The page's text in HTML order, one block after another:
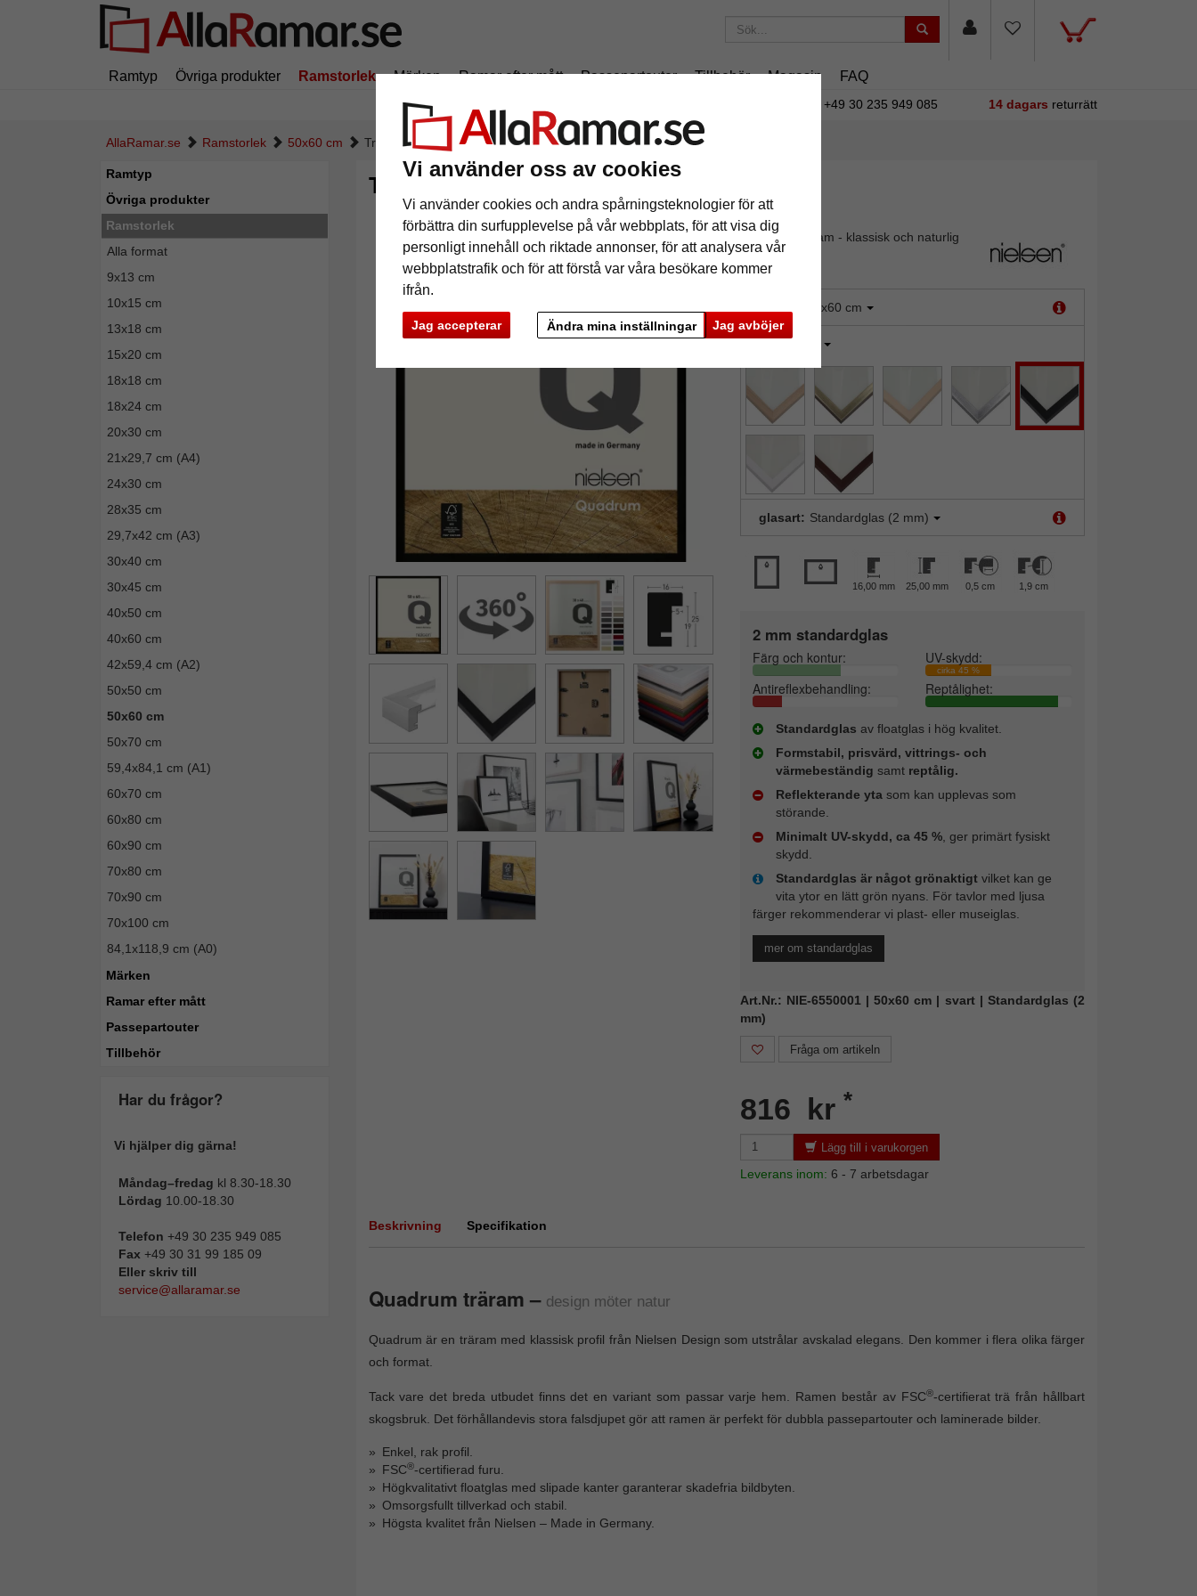
Vi använder oss av cookies
Vi använder cookies och andra spårningsteknologier för att
förbättra din surfupplevelse på vår webbplats, för att visa dig
personligt innehåll och riktade annonser, för att analysera vår
webbplatstrafik och för att förstå var våra besökare kommer
ifrån.
Jag accepterar Jag avböjer
Ändra mina inställningar
Ramtyp Övriga produkter Ramstorlek Märken Ramar efter mått Passepartouter Tillbehör Magasin FAQ
195 kr +49 30 235 949 085 14 dagars returrätt
AllaRamar.se Ramstorlek 50x60 cm Träram Quadrum
Ramtyp
Övriga produkter
Ramstorlek
Alla format
9x13 cm
10x15 cm
13x18 cm
15x20 cm
18x18 cm
18x24 cm
20x30 cm
21x29,7 cm (A4)
24x30 cm
28x35 cm
29,7x42 cm (A3)
30x40 cm
30x45 cm
40x50 cm
40x60 cm
42x59,4 cm (A2)
50x50 cm
50x60 cm
50x70 cm
59,4x84,1 cm (A1)
60x70 cm
60x80 cm
60x90 cm
70x80 cm
70x90 cm
70x100 cm
84,1x118,9 cm (A0)
Märken
Ramar efter mått
Passepartouter
Tillbehör
Har du frågor?
Vi hjälper dig gärna!
Måndag–fredag kl 8.30-18.30
Lördag 10.00-18.30
Telefon +49 30 235 949 085
Fax +49 30 31 99 185 09
Eller skriv till
service@allaramar.se
Träram Quadrum
Nästa
Quadrum träram - klassisk och naturlig
50x60 cm
glasart: Standardglas (2 mm)
16,00 mm 25,00 mm 0,5 cm 1,9 cm
2 mm standardglas
Färg och kontur: UV-skydd:
cirka 45 %
Antireflexbehandling: Reptålighet:
Standardglas av floatglas i hög kvalitet.
Formstabil, prisvärd, vittrings- och
värmebeständig samt reptålig.
Reflekterande yta som kan upplevas som
störande.
Minimalt UV-skydd, ca 45 %, ger primärt fysiskt
skydd.
Standardglas är något grönaktigtvilket kan ge
vita ytor en lätt grön nyans. För tavlor med ljusa
färger rekommenderar vi plast- eller museiglas.
mer om standardglas
Art.Nr.: NIE-6550001 | 50x60 cm | svart | Standardglas (2
mm)
Fråga om artikeln
816 kr *
Lägg till i varukorgen
Leverans inom: 6 - 7 arbetsdagar
Beskrivning Specifikation
Quadrum träram – design möter natur
Quadrum är en träram med klassisk profil från Nielsen Design som utstrålar avskalad elegans. Den kommer i flera olika färger
och format.
Tack vare det breda utbudet finns det en variant som passar varje hem. Ramen består av FSC®-certifierat trä från hållbart
skogsbruk. Det förhållandevis stora falsdjupet gör att ramen är perfekt för dubbla passepartouter och laminerade bilder.
Enkel, rak profil.
FSC®-certifierad furu.
Högkvalitativt floatglas med slipade kanter garanterar skadefria bildbyten.
Omsorgsfullt tillverkad och stabil.
Högsta kvalitet från Nielsen – Made in Germany.